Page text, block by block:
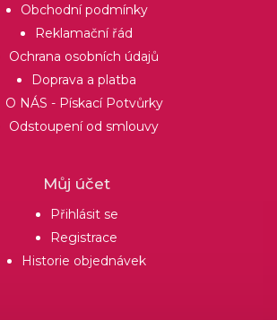
Obchodní podmínky
Reklamační řád
Ochrana osobních údajů
Doprava a platba
O NÁS - Pískací Potvůrky
Odstoupení od smlouvy
Můj účet
Přihlásit se
Registrace
Historie objednávek